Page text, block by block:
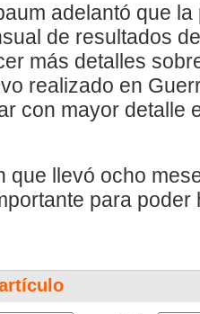
adelantó que
de resultados
más detalles
realizado en
con mayor detalle
que llevó ocho
para